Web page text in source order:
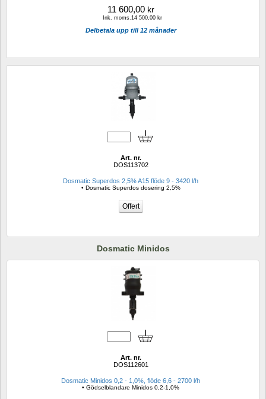
11 600,00kr
Ink. moms.14 500,00 kr
Delbetala upp till 12 månader
Art. nr.
DOS113702
Dosmatic Superdos 2,5% A15 flöde 9 - 3420 l/h
• Dosmatic Superdos dosering 2,5%
Dosmatic Minidos
Art. nr.
DOS112601
Dosmatic Minidos 0,2 - 1,0%, flöde 6,6 - 2700 l/h
• Gödselblandare Minidos 0,2-1,0%